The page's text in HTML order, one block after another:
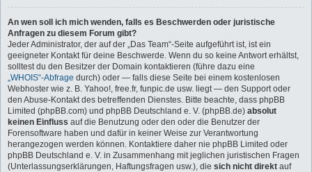
An wen soll ich mich wenden, falls es Beschwerden oder juristische
Anfragen zu diesem Forum gibt?
Jeder Administrator, der auf der „Das Team“-Seite aufgeführt ist, ist ein
geeigneter Kontakt für deine Beschwerde. Wenn du so keine Antwort erhältst,
solltest du den Besitzer der Domain kontaktieren (führe dazu eine
„WHOIS“-Abfrage durch) oder — falls diese Seite bei einem kostenlosen
Webhoster wie z. B. Yahoo!, free.fr, funpic.de usw. liegt — den Support oder
den Abuse-Kontakt des betreffenden Dienstes. Bitte beachte, dass phpBB
Limited (phpBB.com) und phpBB Deutschland e. V. (phpBB.de) absolut
keinen Einfluss auf die Benutzung oder den oder die Benutzer der
Forensoftware haben und dafür in keiner Weise zur Verantwortung
herangezogen werden können. Kontaktiere daher nie phpBB Limited oder
phpBB Deutschland e. V. in Zusammenhang mit jeglichen juristischen Fragen
(Unterlassungserklärungen, Haftungsfragen usw.), die sich nicht direkt auf